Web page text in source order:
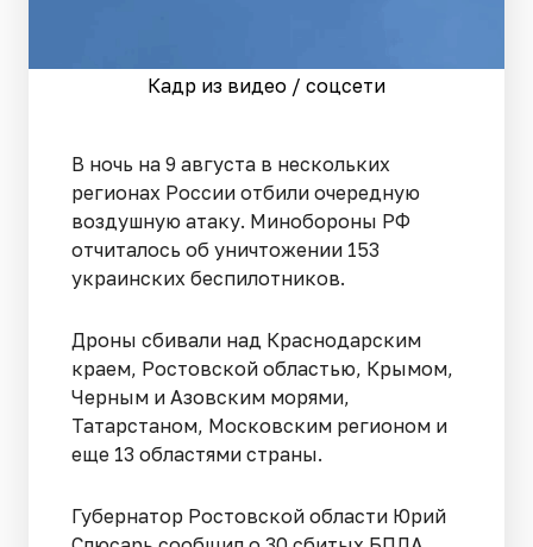
Кадр из видео / соцсети
В ночь на 9 августа в нескольких
регионах России отбили очередную
воздушную атаку. Минобороны РФ
отчиталось об уничтожении 153
украинских беспилотников.
Дроны сбивали над Краснодарским
краем, Ростовской областью, Крымом,
Черным и Азовским морями,
Татарстаном, Московским регионом и
еще 13 областями страны.
Губернатор Ростовской области Юрий